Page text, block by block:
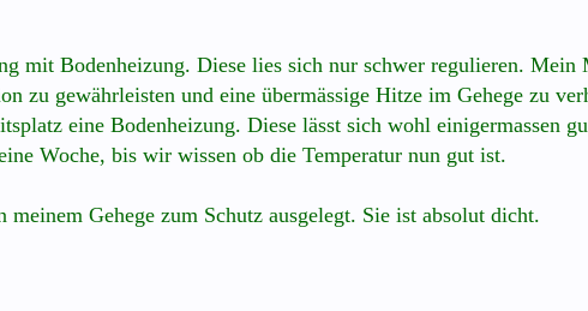
mit Bodenheizung. Diese lies sich nur schwer regulieren. Mein
zu gewährleisten und eine übermässige Hitze im Gehege zu
eine Bodenheizung. Diese lässt sich wohl einigermassen
Woche, bis wir wissen ob die Temperatur nun gut ist.
Gehege zum Schutz ausgelegt. Sie ist absolut dicht.